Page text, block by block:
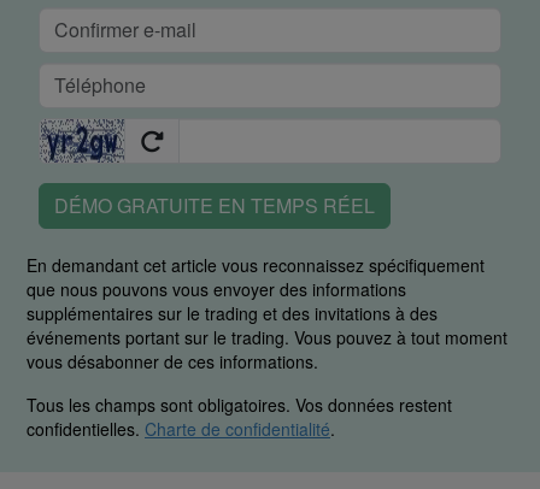
DÉMO GRATUITE EN TEMPS RÉEL
En demandant cet article vous reconnaissez spécifiquement
que nous pouvons vous envoyer des informations
supplémentaires sur le trading et des invitations à des
événements portant sur le trading. Vous pouvez à tout moment
vous désabonner de ces informations.
Tous les champs sont obligatoires. Vos données restent
confidentielles. Charte de confidentialité.